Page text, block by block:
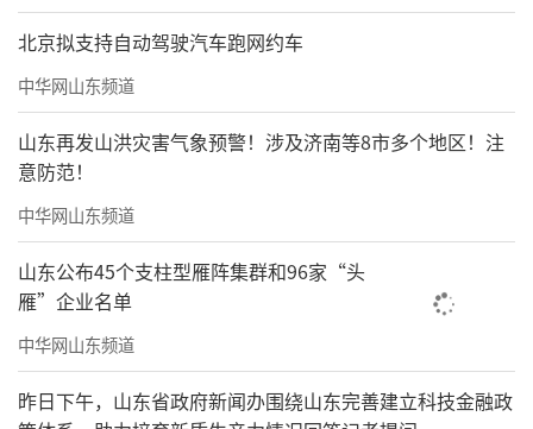
北京拟支持自动驾驶汽车跑网约车
中华网山东频道
山东再发山洪灾害气象预警！涉及济南等8市多个地区！注
意防范！
中华网山东频道
山东公布45个支柱型雁阵集群和96家“头
雁”企业名单
中华网山东频道
昨日下午，山东省政府新闻办围绕山东完善建立科技金融政